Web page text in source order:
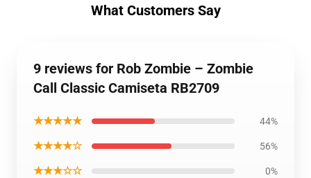
What Customers Say
9 reviews for Rob Zombie – Zombie
Call Classic Camiseta RB2709
★★★★★ 44%
★★★★☆ 56%
★★★☆☆ 0%